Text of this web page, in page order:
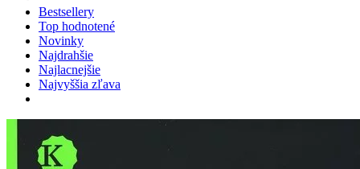
Bestsellery
Top hodnotené
Novinky
Najdrahšie
Najlacnejšie
Najvyššia zľava